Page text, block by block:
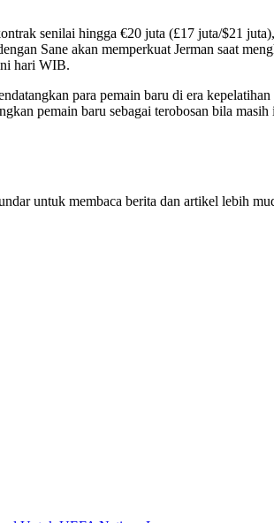
senilai hingga €20 juta (£17 juta/$21
Sane akan memperkuat Jerman saat
hari WIB.
para pemain baru di era
pemain baru sebagai terobosan bila
untuk membaca berita dan artikel lebih